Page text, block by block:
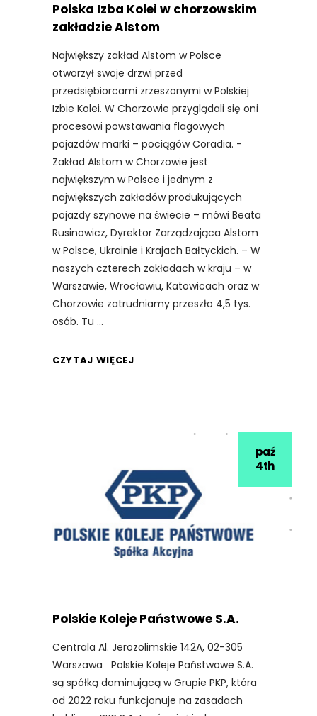
Polska Izba Kolei w chorzowskim
zakładzie Alstom
Największy zakład Alstom w Polsce
otworzył swoje drzwi przed
przedsiębiorcami zrzeszonymi w Polskiej
Izbie Kolei. W Chorzowie przyglądali się oni
procesowi powstawania flagowych
pojazdów marki – pociągów Coradia. -
Zakład Alstom w Chorzowie jest
największym w Polsce i jednym z
największych zakładów produkujących
pojazdy szynowe na świecie – mówi Beata
Rusinowicz, Dyrektor Zarządzająca Alstom
w Polsce, Ukrainie i Krajach Bałtyckich. – W
naszych czterech zakładach w kraju – w
Warszawie, Wrocławiu, Katowicach oraz w
Chorzowie zatrudniamy przeszło 4,5 tys.
osób. Tu
CZYTAJ WIĘCEJ
paź
4th
Polskie Koleje Państwowe S.A.
Centrala Al. Jerozolimskie 142A, 02-305
Warszawa Polskie Koleje Państwowe S.A.
są spółką dominującą w Grupie PKP, która
od 2022 roku funkcjonuje na zasadach